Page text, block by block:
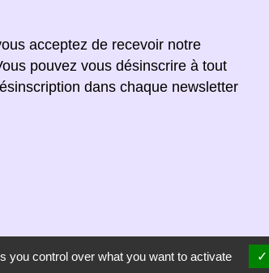
acceptez de recevoir notre
pouvez vous désinscrire à tout
dans chaque newsletter
you control over what you want to activate